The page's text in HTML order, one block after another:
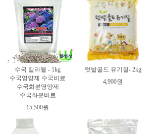
수국 칼라웰 - 1kg
수국영양제 수국비료
수국화분영양제
수국화분비료
15,500원
텃밭골드 유기질- 2kg
4,900원